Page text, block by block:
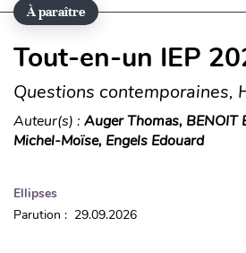
À paraître
Tout-en-un IEP
Questions contemporaines,
Auteur(s) : Auger Thomas, BENOIT
Michel-Moïse, Engels Edouard
Ellipses
Parution : 29.09.2026